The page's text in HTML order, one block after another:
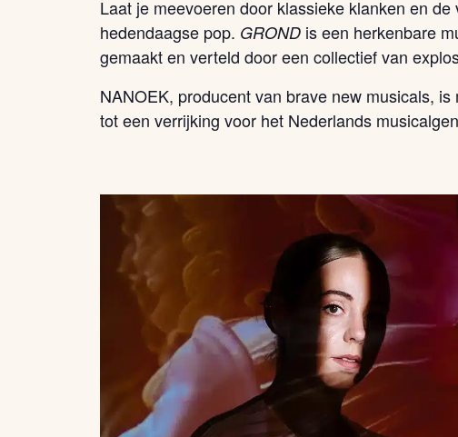
Laat je meevoeren door klassieke klanken en
hedendaagse pop. GRONDis een herkenbare
gemaakt en verteld door een collectief van
NANOEK, producent van brave new musicals,
tot een verrijking voor het Nederlands